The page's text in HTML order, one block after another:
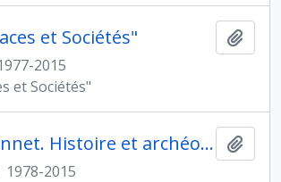
et Sociétés"
2015
et Sociétés"
Bertille Lyonnet. Histoire et archéologie de l'Orient cunéiforme
1978-2015